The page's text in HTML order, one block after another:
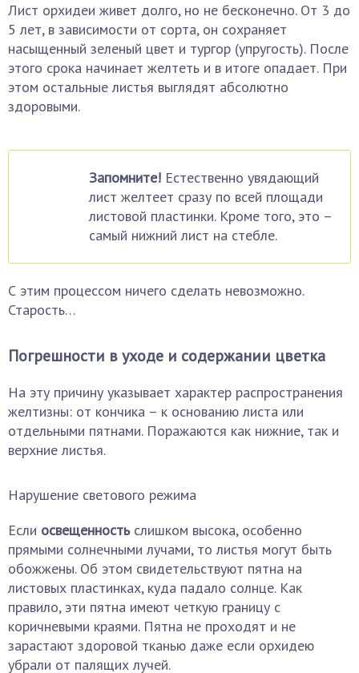
Лист орхидеи живет долго, но не бесконечно. От 3 до
5 лет, в зависимости от сорта, он сохраняет
насыщенный зеленый цвет и тургор (упругость). После
этого срока начинает желтеть и в итоге опадает. При
этом остальные листья выглядят абсолютно
здоровыми.
Запомните! Естественно увядающий
лист желтеет сразу по всей площади
листовой пластинки. Кроме того, это –
самый нижний лист на стебле.
С этим процессом ничего сделать невозможно.
Старость…
Погрешности в уходе и содержании цветка
На эту причину указывает характер распространения
желтизны: от кончика – к основанию листа или
отдельными пятнами. Поражаются как нижние, так и
верхние листья.
Нарушение светового режима
Если освещенностьслишком высока, особенно
прямыми солнечными лучами, то листья могут быть
обожжены. Об этом свидетельствуют пятна на
листовых пластинках, куда падало солнце. Как
правило, эти пятна имеют четкую границу с
коричневыми краями. Пятна не проходят и не
зарастают здоровой тканью даже если орхидею
убрали от палящих лучей.